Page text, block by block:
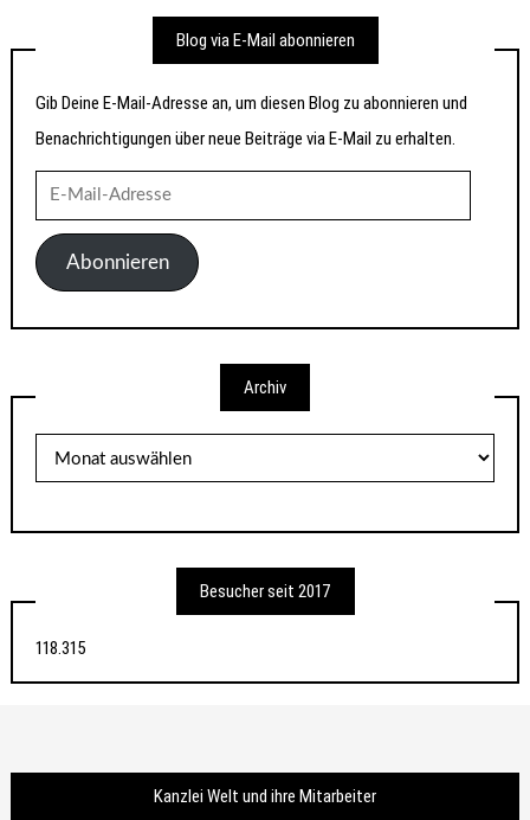
Blog via E-Mail abonnieren
Gib Deine E-Mail-Adresse an, um diesen Blog zu abonnieren und
Benachrichtigungen über neue Beiträge via E-Mail zu erhalten.
Mail-
AdresseAbonnieren
Archiv
Besucher seit 2017
118.315
Kanzlei Welt und ihre Mitarbeiter